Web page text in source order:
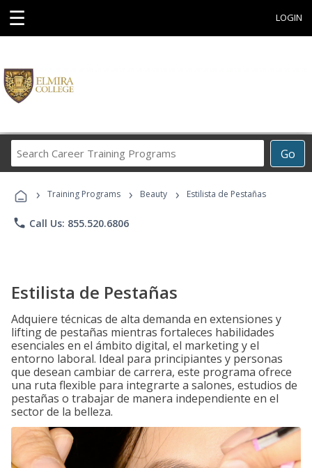
☰ LOGIN
Go
Career
Programs
› Training Programs › Beauty › Estilista de Pestañas
phone Call Us: 855.520.6806
Estilista de Pestañas
Adquiere técnicas de alta demanda en extensiones y
lifting de pestañas mientras fortaleces habilidades
esenciales en el ámbito digital, el marketing y el
entorno laboral. Ideal para principiantes y personas
que desean cambiar de carrera, este programa ofrece
una ruta flexible para integrarte a salones, estudios de
pestañas o trabajar de manera independiente en el
sector de la belleza.